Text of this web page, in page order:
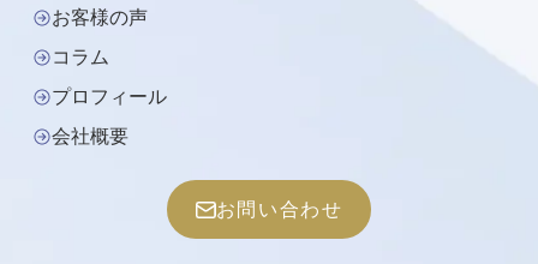
お客様の声
コラム
プロフィール
会社概要
お問い合わせ